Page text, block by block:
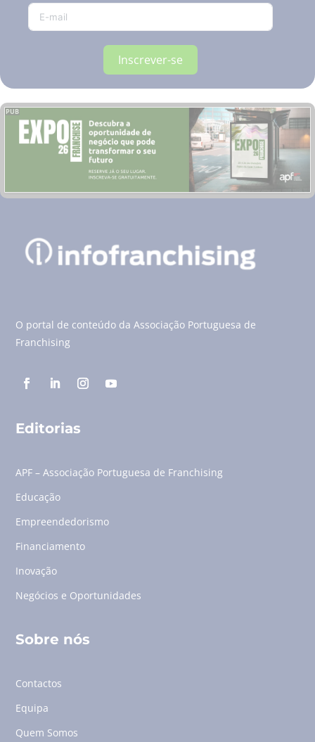
Inscrever-se
PUB
O portal de conteúdo da Associação Portuguesa de
Franchising
Editorias
APF – Associação Portuguesa de Franchising
Educação
Empreendedorismo
Financiamento
Inovação
Negócios e Oportunidades
Sobre nós
Contactos
Equipa
Quem Somos